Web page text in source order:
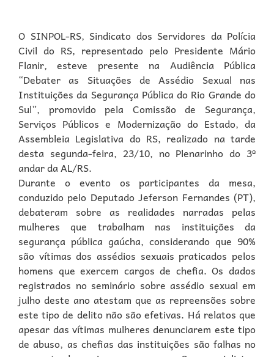
O SINPOL-RS, Sindicato dos Servidores da Polícia
Civil do RS, representado pelo Presidente Mário
Flanir, esteve presente na Audiência Pública
“Debater as Situações de Assédio Sexual nas
Instituições da Segurança Pública do Rio Grande do
Sul”, promovido pela Comissão de Segurança,
Serviços Públicos e Modernização do Estado, da
Assembleia Legislativa do RS, realizado na tarde
desta segunda-feira, 23/10, no Plenarinho do 3º
andar da AL/RS.
Durante o evento os participantes da mesa,
conduzido pelo Deputado Jeferson Fernandes (PT),
debateram sobre as realidades narradas pelas
mulheres que trabalham nas instituições da
segurança pública gaúcha, considerando que 90%
são vítimas dos assédios sexuais praticados pelos
homens que exercem cargos de chefia. Os dados
registrados no seminário sobre assédio sexual em
julho deste ano atestam que as repreensões sobre
este tipo de delito não são efetivas. Há relatos que
apesar das vítimas mulheres denunciarem este tipo
de abuso, as chefias das instituições são falhas no